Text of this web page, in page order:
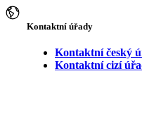
Kontaktní úřady
Kontaktní český
Kontaktní cizí